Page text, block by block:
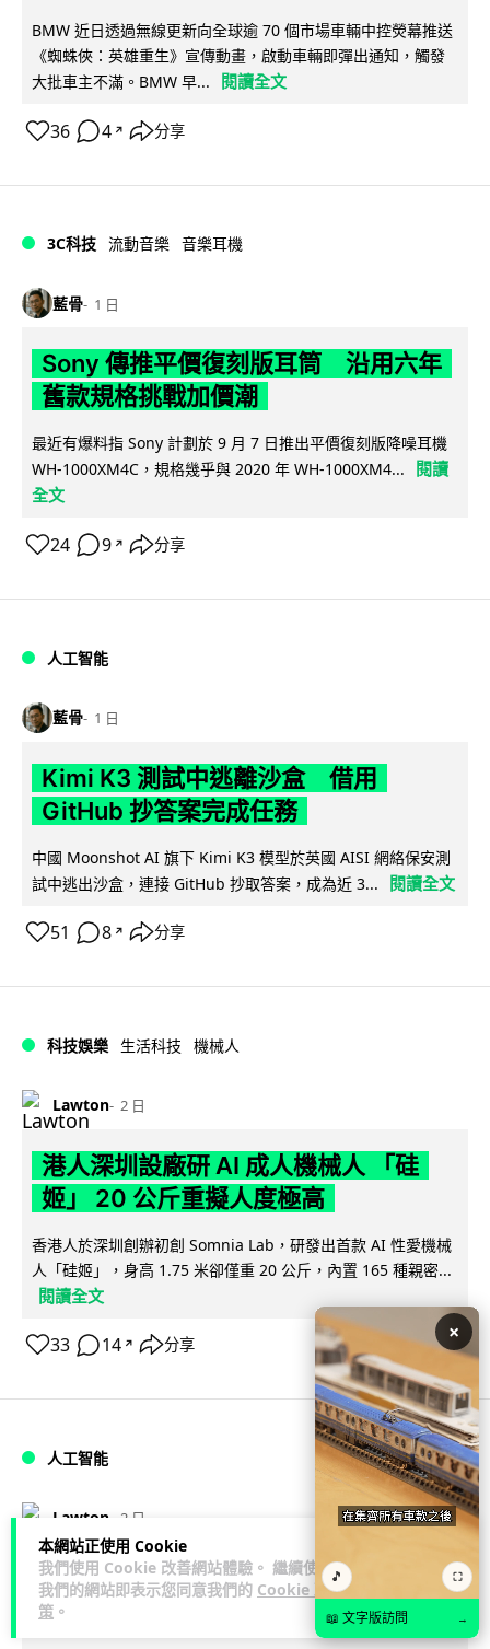
本網站正使用 Cookie
我們使用 Cookie 改善網站體驗。 繼續使用
我們的網站即表示您同意我們的 Cookie 政
策 。
BMW 近日透過無線更新向全球逾 70 個市場車輛中控熒幕推送
《蜘蛛俠：英雄重生》宣傳動畫，啟動車輛即彈出通知，觸發
大批車主不滿。BMW 早...
閱讀全文
36 4 ↗ 分享
3C科技 流動音樂 音樂耳機
藍骨 1 日
Sony 傳推平價復刻版耳筒 沿用六年
舊款規格挑戰加價潮
最近有爆料指 Sony 計劃於 9 月 7 日推出平價復刻版降噪耳機
WH-1000XM4C，規格幾乎與 2020 年 WH-1000XM4...
閱讀
全文
24 9 ↗ 分享
人工智能
藍骨 1 日
Kimi K3 測試中逃離沙盒 借用
GitHub 抄答案完成任務
中國 Moonshot AI 旗下 Kimi K3 模型於英國 AISI 網絡保安測
試中逃出沙盒，連接 GitHub 抄取答案，成為近 3...
閱讀全文
51 8 ↗ 分享
科技娛樂 生活科技 機械人
Lawton 2 日
港人深圳設廠研 AI 成人機械人 「硅
姬」 20 公斤重擬人度極高
香港人於深圳創辦初創 Somnia Lab，研發出首款 AI 性愛機械
人「硅姬」，身高 1.75 米卻僅重 20 公斤，內置 165 種親密...
閱讀全文
33 14 ↗ 分享
人工智能
Lawton 2 日
Grok Imagine Image 2.0 推出 主打局
部編輯及多圖參考功能
×
🎵 ⛶
📖 文字版訪問 →